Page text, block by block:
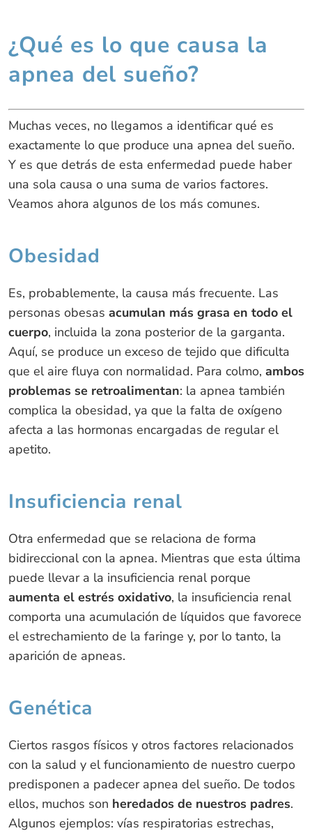
¿Qué es lo que causa la
apnea del sueño?
Muchas veces, no llegamos a identificar qué es
exactamente lo que produce una apnea del sueño.
Y es que detrás de esta enfermedad puede haber
una sola causa o una suma de varios factores.
Veamos ahora algunos de los más comunes.
Obesidad
Es, probablemente, la causa más frecuente. Las
personas obesas acumulan más grasa en todo el
cuerpo, incluida la zona posterior de la garganta.
Aquí, se produce un exceso de tejido que dificulta
que el aire fluya con normalidad. Para colmo, ambos
problemas se retroalimentan: la apnea también
complica la obesidad, ya que la falta de oxígeno
afecta a las hormonas encargadas de regular el
apetito.
Insuficiencia renal
Otra enfermedad que se relaciona de forma
bidireccional con la apnea. Mientras que esta última
puede llevar a la insuficiencia renal porque
aumenta el estrés oxidativo, la insuficiencia renal
comporta una acumulación de líquidos que favorece
el estrechamiento de la faringe y, por lo tanto, la
aparición de apneas.
Genética
Ciertos rasgos físicos y otros factores relacionados
con la salud y el funcionamiento de nuestro cuerpo
predisponen a padecer apnea del sueño. De todos
ellos, muchos son heredados de nuestros padres.
Algunos ejemplos: vías respiratorias estrechas,